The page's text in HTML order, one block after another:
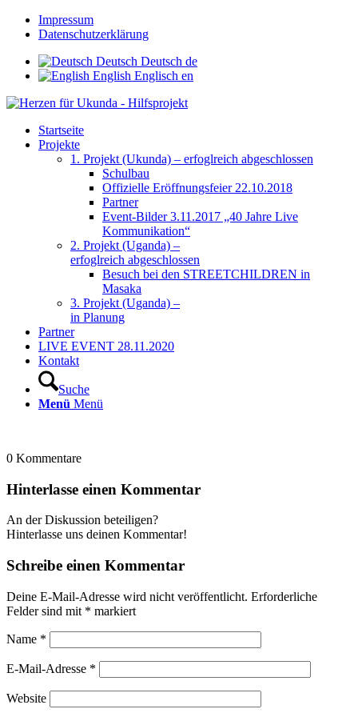
Impressum
Datenschutzerklärung
Deutsch Deutsch de
English Englisch en
Startseite
Projekte
1. Projekt (Ukunda) – erfoglreich abgeschlossen
Schulbau
Offizielle Eröffnungsfeier 22.10.2018
Partner
Event-Bilder 3.11.2017 „40 Jahre Live
Kommunikation“
2. Projekt (Uganda) –
erfoglreich abgeschlossen
Besuch bei den STREETCHILDREN in
Masaka
3. Projekt (Uganda) –
in Planung
Partner
LIVE EVENT 28.11.2020
Kontakt
Suche
Menü Menü
0 Kommentare
Hinterlasse einen Kommentar
An der Diskussion beteiligen?
Hinterlasse uns deinen Kommentar!
Schreibe einen Kommentar
Deine E-Mail-Adresse wird nicht veröffentlicht. Erforderliche
Felder sind mit * markiert
Name *
E-Mail-Adresse *
Website